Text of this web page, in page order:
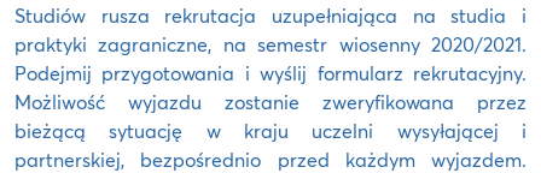
Studiów rusza rekrutacja uzupełniająca na studia i
praktyki zagraniczne, na semestr wiosenny 2020/2021.
Podejmij przygotowania i wyślij formularz rekrutacyjny.
Możliwość wyjazdu zostanie zweryfikowana przez
bieżącą sytuację w kraju uczelni wysyłającej i
partnerskiej, bezpośrednio przed każdym wyjazdem.